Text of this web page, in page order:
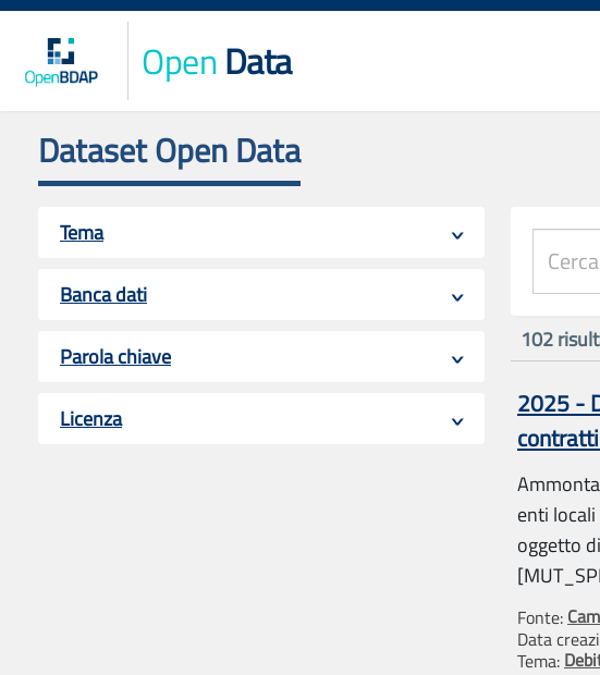
Open Data
Dataset Open Data
Tema
Banca dati
Parola chiave
Licenza
102
2025 -
enti
oggetto
Fonte:
Data
Tema: